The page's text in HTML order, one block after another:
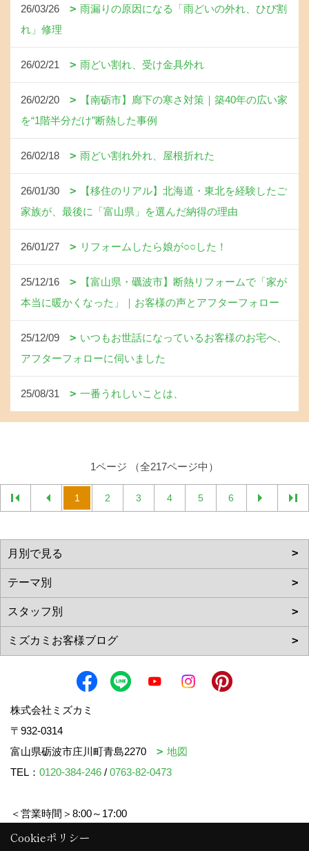
26/03/26
雨漏りの原因になる「雨どいの外れ、ひび割
れ」修理
26/02/21 雨どい割れ、受け金具外れ
26/02/20
【南砺市】廊下の寒さ対策｜築40年の広い家
を“1階半分だけ”断熱した事例
26/02/18 雨どい割れ外れ、屋根折れた
26/01/30
【移住のリアル】北海道・東北を経験したご
家族が、最後に「富山県」を選んだ納得の理由
26/01/27 リフォームしたら娘が○○した！
25/12/16
【富山県・礪波市】断熱リフォームで「家が
本当に暖かくなった」｜お客様の声とアフターフォロー
25/12/09
いつもお世話になっているお客様のお宅へ、
アフターフォローに伺いました
25/08/31 一番うれしいことは、
1ページ （全217ページ中）
1 2 3 4 5 6
株式会社ミズカミ
〒932-0314
富山県砺波市庄川町青島2270
地図
TEL： 0120-384-246 / 0763-82-0473
＜営業時間＞8:00～17:00
＜定休日＞水曜日・祝日
Cookieポリシー